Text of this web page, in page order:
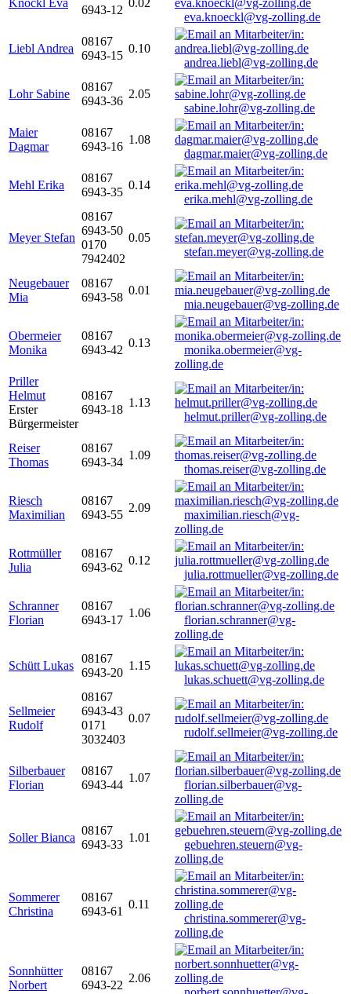
Knöckl Eva
6943-12
0.02
eva.knoeckl@vg-zolling.de
Liebl Andrea
08167
6943-15
0.10
andrea.liebl@vg-zolling.de
Lohr Sabine
08167
6943-36
2.05
sabine.lohr@vg-zolling.de
Maier
Dagmar
08167
6943-16
1.08
dagmar.maier@vg-zolling.de
Mehl Erika
08167
6943-35
0.14
erika.mehl@vg-zolling.de
Meyer Stefan
08167
6943-50
0170
7942402
0.05
stefan.meyer@vg-zolling.de
Neugebauer
Mia
08167
6943-58
0.01
mia.neugebauer@vg-zolling.de
Obermeier
Monika
08167
6943-42
0.13
monika.obermeier@vg-
zolling.de
Priller
Helmut
Erster
Bürgermeister
08167
6943-18
1.13
helmut.priller@vg-zolling.de
Reiser
Thomas
08167
6943-34
1.09
thomas.reiser@vg-zolling.de
Riesch
Maximilian
08167
6943-55
2.09
maximilian.riesch@vg-
zolling.de
Rottmüller
Julia
08167
6943-62
0.12
julia.rottmueller@vg-zolling.de
Schranner
Florian
08167
6943-17
1.06
florian.schranner@vg-
zolling.de
Schütt Lukas
08167
6943-20
1.15
lukas.schuett@vg-zolling.de
Sellmeier
Rudolf
08167
6943-43
0171
3032403
0.07
rudolf.sellmeier@vg-zolling.de
Silberbauer
Florian
08167
6943-44
1.07
florian.silberbauer@vg-
zolling.de
Soller Bianca
08167
6943-33
1.01
gebuehren.steuern@vg-
zolling.de
Sommerer
Christina
08167
6943-61
0.11
christina.sommerer@vg-
zolling.de
Sonnhütter
Norbert
08167
6943-22
2.06